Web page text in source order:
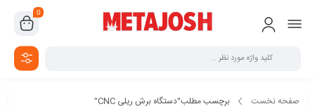
0
صفحه نخست برچسب مطلب"دستگاه برش ریلی CNC"